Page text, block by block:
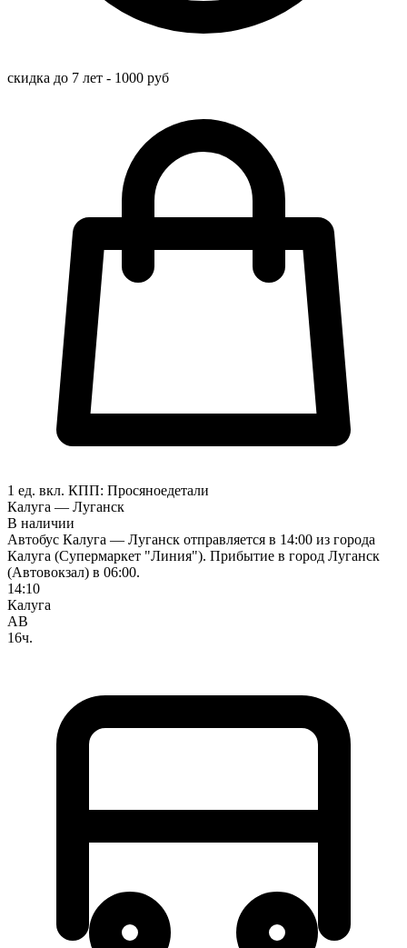
скидка до 7 лет - 1000 руб
1 ед. вкл. КПП: Просяноедетали
Калуга — Луганск
В наличии
Автобус Калуга — Луганск отправляется в 14:00 из города
Калуга (Супермаркет "Линия"). Прибытие в город Луганск
(Автовокзал) в 06:00.
14:10
Калуга
АВ
16ч.